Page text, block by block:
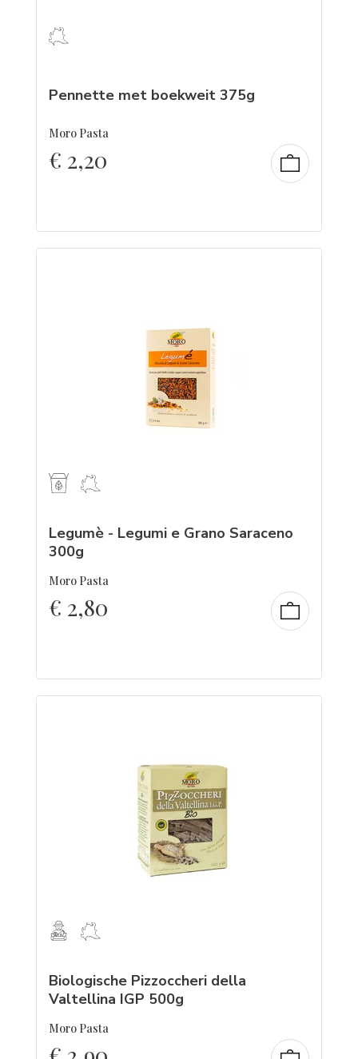
Pennette met boekweit 375g
Moro Pasta
€ 2,20
Legumè - Legumi e Grano Saraceno
300g
Moro Pasta
€ 2,80
Biologische Pizzoccheri della
Valtellina IGP 500g
Moro Pasta